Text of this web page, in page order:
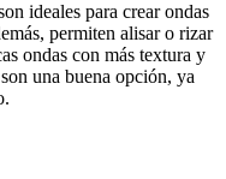
ideales para crear ondas
permiten alisar o rizar
ondas con más textura y
una buena opción, ya